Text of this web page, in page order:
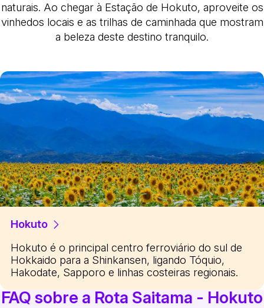
naturais. Ao chegar à Estação de Hokuto, aproveite os
vinhedos locais e as trilhas de caminhada que mostram
a beleza deste destino tranquilo.
Hokuto
Hokuto é o principal centro ferroviário do sul de
Hokkaido para a Shinkansen, ligando Tóquio,
Hakodate, Sapporo e linhas costeiras regionais.
FAQ sobre a Rota Saitama - Hokuto